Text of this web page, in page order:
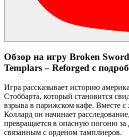
Обзор на игру Broken
Templars – Reforged с
Игра рассказывает историю
Стоббарта, который становится
взрыва в парижском кафе. Вместе
Коллард он начинает
превращается в опасную погоню за
связанным с орденом тамплиеров.